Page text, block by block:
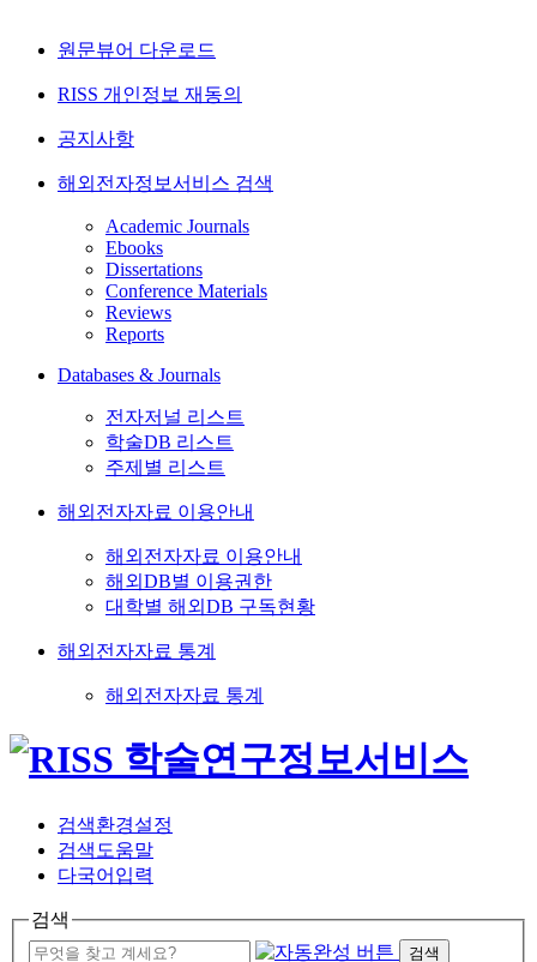
원문뷰어 다운로드
RISS 개인정보 재동의
공지사항
해외전자정보서비스 검색
Academic Journals
Ebooks
Dissertations
Conference Materials
Reviews
Reports
Databases & Journals
전자저널 리스트
학술DB 리스트
주제별 리스트
해외전자자료 이용안내
해외전자자료 이용안내
해외DB별 이용권한
대학별 해외DB 구독현황
해외전자자료 통계
해외전자자료 통계
검색환경설정
검색도움말
다국어입력
검색
검색